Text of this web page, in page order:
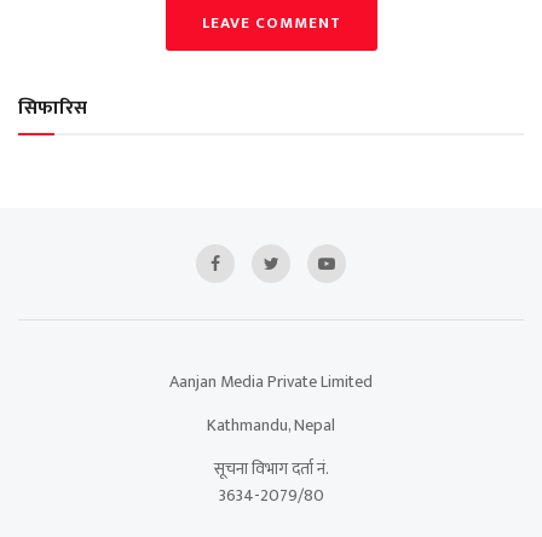
LEAVE COMMENT
सिफारिस
Aanjan Media Private Limited
Kathmandu, Nepal
सूचना विभाग दर्ता नं.
3634-2079/80